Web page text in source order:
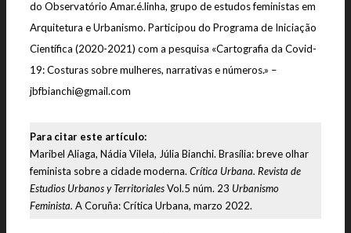
do Observatório Amar.é.linha, grupo de estudos feministas em
Arquitetura e Urbanismo. Participou do Programa de Iniciação
Científica (2020-2021) com a pesquisa «Cartografia da Covid-
19: Costuras sobre mulheres, narrativas e números.» –
jbfbianchi@gmail.com
Para citar este artículo:
Maribel Aliaga, Nádia Vilela, Júlia Bianchi. Brasília: breve olhar
feminista sobre a cidade moderna. Crítica Urbana. Revista de
Estudios Urbanos y TerritorialesVol.5 núm. 23 Urbanismo
Feminista. A Coruña: Crítica Urbana, marzo 2022.